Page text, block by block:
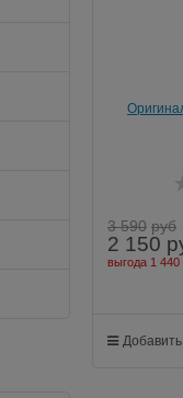
Leather
3 590 руб
2 150
выгода 1 440